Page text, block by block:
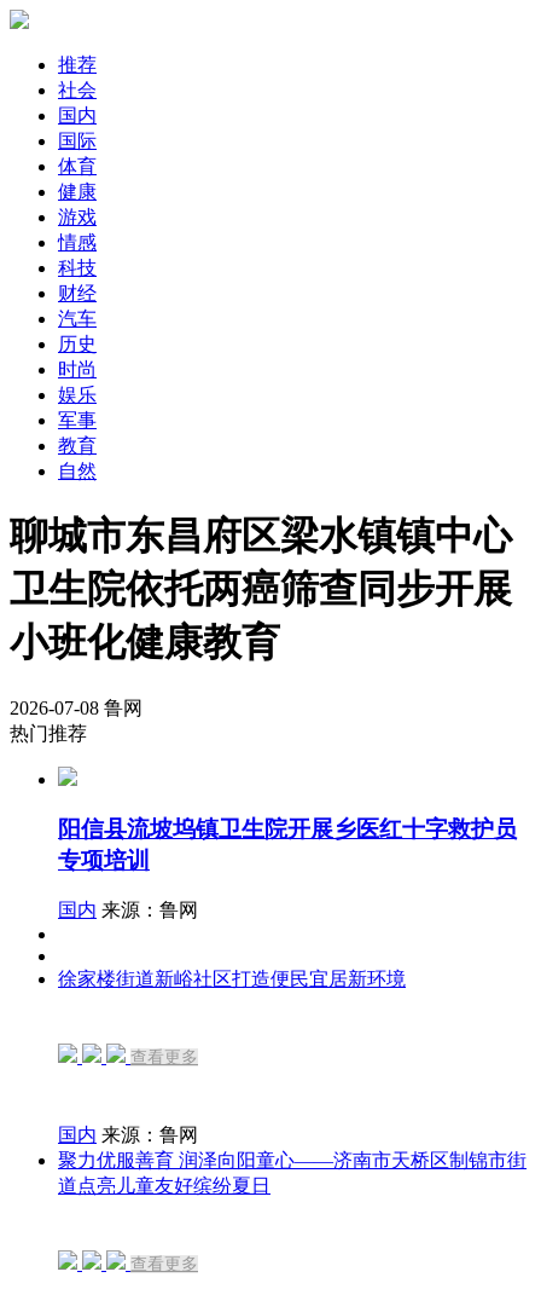
推荐
社会
国内
国际
体育
健康
游戏
情感
科技
财经
汽车
历史
时尚
娱乐
军事
教育
自然
聊城市东昌府区梁水镇镇中心
卫生院依托两癌筛查同步开展
小班化健康教育
2026-07-08 鲁网
热门推荐
阳信县流坡坞镇卫生院开展乡医红十字救护员
专项培训
国内 来源：鲁网
徐家楼街道新峪社区打造便民宜居新环境
查看更多
国内 来源：鲁网
聚力优服善育 润泽向阳童心——济南市天桥区制锦市街
道点亮儿童友好缤纷夏日
查看更多